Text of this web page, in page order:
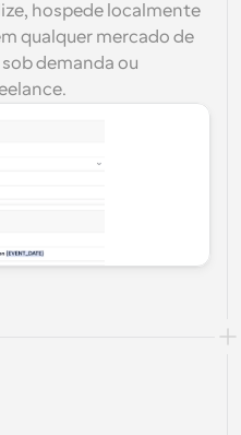
hospede localmente
qualquer mercado de
demanda ou